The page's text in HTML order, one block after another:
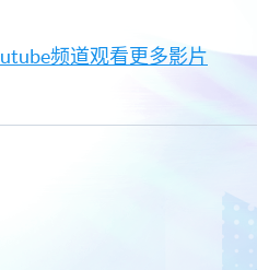
频道观看更多影片